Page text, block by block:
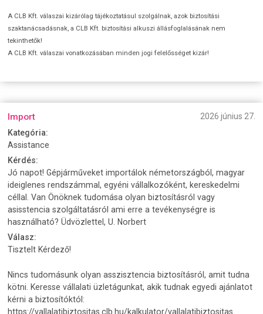
A CLB Kft. válaszai kizárólag tájékoztatásul szolgálnak, azok biztosítási
szaktanácsadásnak, a CLB Kft. biztosítási alkuszi állásfoglalásának nem
tekinthetők!
A CLB Kft. válaszai vonatkozásában minden jogi felelősséget kizár!
Import
2026 június 27.
Kategória:
Assistance
Kérdés:
Jó napot! Gépjárműveket importálok németországból, magyar
ideiglenes rendszámmal, egyéni vállalkozóként, kereskedelmi
céllal. Van Önöknek tudomása olyan biztosításról vagy
asisstencia szolgáltatásról ami erre a tevékenységre is
használható? Üdvözlettel, U. Norbert
Válasz:
Tisztelt Kérdező!
Nincs tudomásunk olyan asszisztencia biztosításról, amit tudna
kötni. Keresse vállalati üzletágunkat, akik tudnak egyedi ajánlatot
kérni a biztosítóktól:
https://vallalatibiztositas.clb.hu/kalkulator/vallalatibiztositas